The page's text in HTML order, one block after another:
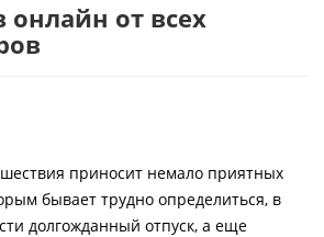
онлайн от всех
приносит немало приятных
бывает трудно определиться, в
долгожданный отпуск, а еще